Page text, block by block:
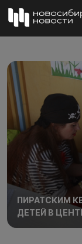
ПИРАТСКИМ
ДЕТЕЙ В